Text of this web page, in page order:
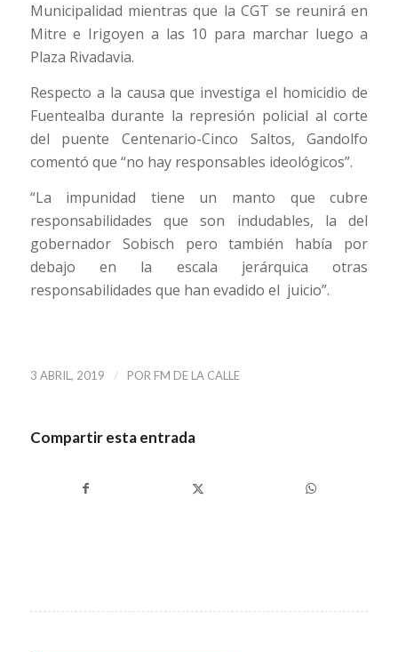
Municipalidad mientras que la CGT se reunirá en
Mitre e Irigoyen a las 10 para marchar luego a
Plaza Rivadavia.
Respecto a la causa que investiga el homicidio de
Fuentealba durante la represión policial al corte
del puente Centenario-Cinco Saltos, Gandolfo
comentó que “no hay responsables ideológicos”.
“La impunidad tiene un manto que cubre
responsabilidades que son indudables, la del
gobernador Sobisch pero también había por
debajo en la escala jerárquica otras
responsabilidades que han evadido el juicio”.
3 ABRIL, 2019 / POR FM DE LA CALLE
Compartir esta entrada